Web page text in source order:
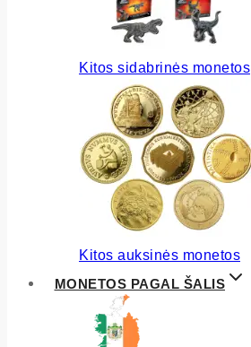
Kitos sidabrinės monetos
Kitos auksinės monetos
MONETOS PAGAL ŠALIS